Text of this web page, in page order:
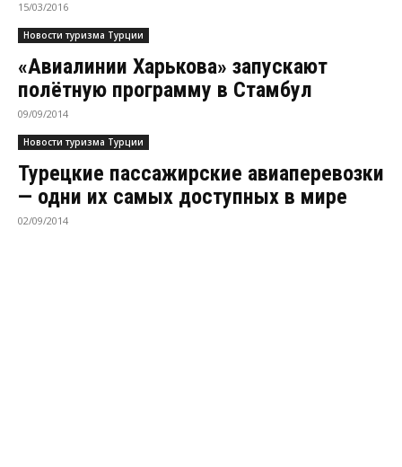
15/03/2016
Новости туризма Турции
«Авиалинии Харькова» запускают
полётную программу в Стамбул
09/09/2014
Новости туризма Турции
Турецкие пассажирские авиаперевозки
— одни их самых доступных в мире
02/09/2014